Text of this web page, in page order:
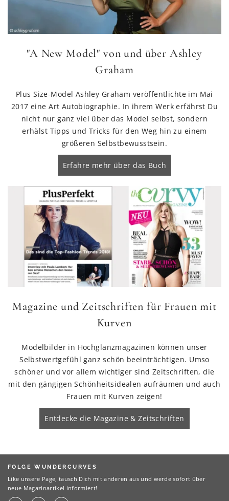
"A New Model" von und über Ashley
Graham
Plus Size-Model Ashley Graham veröffentlichte im Mai
2017 eine Art Autobiographie. In ihrem Werk erfährst Du
nicht nur ganz viel über das Model selbst, sondern
erhälst Tipps und Tricks für den Weg hin zu einem
größeren Selbstbewusstsein.
Erfahre mehr über das Buch
Magazine und Zeitschriften für Frauen mit
Kurven
Modelbilder in Hochglanzmagazinen können unser
Selbstwertgefühl ganz schön beeinträchtigen. Umso
schöner und vor allem wichtiger sind Zeitschriften, die
mit den gängigen Schönheitsidealen aufräumen und auch
Frauen mit Kurven zeigen!
Entdecke die Magazine & Zeitschriften
FOLGE WUNDERCURVES
Like unsere Page, tausch Dich mit anderen aus und werde sofort über
neue Magazinartikel informiert!